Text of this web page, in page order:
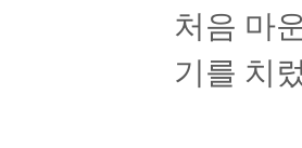
처음 마
기를 치